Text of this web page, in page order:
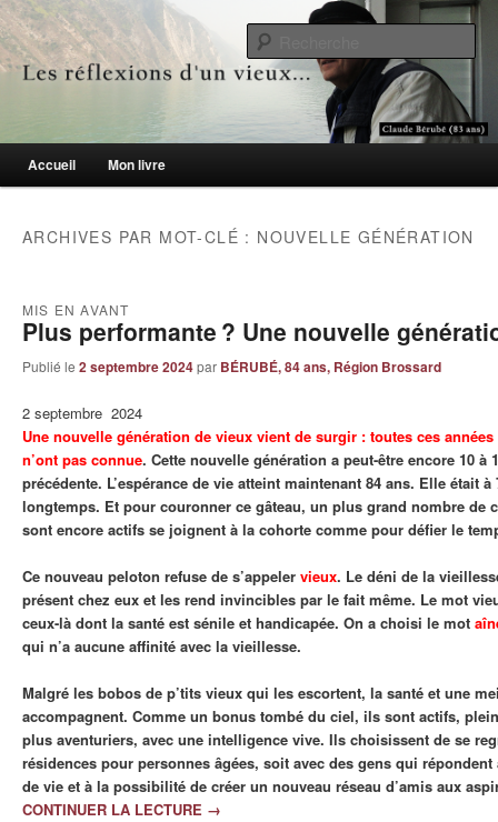
Les réflexions d'un vieux…
Le blogue des aînés de 65 ans et +
Menu principal
Aller au contenu principal
Aller au contenu secondaire
Accueil Mon livre
ARCHIVES PAR MOT-CLÉ : NOUVELLE GÉNÉRATION
Plus performante ? Une nouvelle
MIS EN AVANT
Publié le 2 septembre 2024par BÉRUBÉ, 84 ans, Région Brossard
2 septembre 2024
Une nouvelle génération de vieux vient de surgir : toutes ces
n’ont pas connue. Cette nouvelle génération a peut-être encore 10 à
précédente. L’espérance de vie atteint maintenant 84 ans. Elle était
longtemps. Et pour couronner ce gâteau, un plus grand nombre de
sont encore actifs se joignent à la cohorte comme pour défier le
Ce nouveau peloton refuse de s’appeler vieux. Le déni de la
présent chez eux et les rend invincibles par le fait même. Le mot
ceux-là dont la santé est sénile et handicapée. On a choisi le mot
qui n’a aucune affinité avec la vieillesse.
Malgré les bobos de p’tits vieux qui les escortent, la santé et une
accompagnent. Comme un bonus tombé du ciel, ils sont actifs,
plus aventuriers, avec une intelligence vive. Ils choisissent de se
résidences pour personnes âgées, soit avec des gens qui
de vie et à la possibilité de créer un nouveau réseau d’amis aux
CONTINUER LA LECTURE →